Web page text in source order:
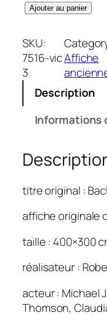
q
a
n
t
i
r
e
t
o
u
v
r
s
l
Ajouter au panier
SKU:
7516-vic
3
Affiche
Description
Informations
titre original :
affiche originale
taille : 400×300
réalisateur :
acteur : Michael
Thomson,